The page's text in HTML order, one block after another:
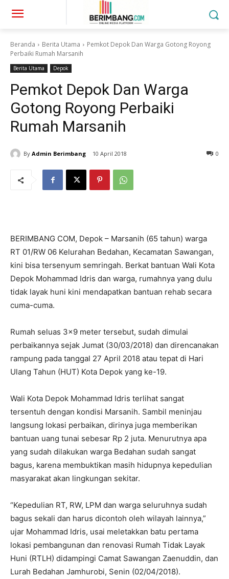
Beranda Berita Utama
Pemkot Depok Dan Warga Gotong Royong
Perbaiki Rumah Marsanih
Berita Utama Depok
Pemkot Depok Dan Warga
Gotong Royong Perbaiki
Rumah Marsanih
By Admin Berimbang 10 April 2018 0
BERIMBANG COM, Depok – Marsanih (65 tahun) warga
RT 01/RW 06 Kelurahan Bedahan, Kecamatan Sawangan,
kini bisa tersenyum semringah. Berkat bantuan Wali Kota
Depok Mohammad Idris dan warga, rumahnya yang dulu
tidak layak huni kini mendapatkan bantuan rehab secara
cuma-cuma.
Rumah seluas 3×9 meter tersebut, sudah dimulai
perbaikannya sejak Jumat (30/03/2018) dan direncanakan
rampung pada tanggal 27 April 2018 atau tepat di Hari
Ulang Tahun (HUT) Kota Depok yang ke-19.
Wali Kota Depok Mohammad Idris terlihat sangat
tersentuh dengan kondisi Marsanih. Sambil meninjau
langsung lokasi perbaikan, dirinya juga memberikan
bantuan uang tunai sebesar Rp 2 juta. Menurutnya apa
yang sudah dilakukan warga Bedahan sudah sangat
bagus, karena membuktikan masih hidupnya kepedulian
masyarakat akan lingkungan sekitar.
“Kepedulian RT, RW, LPM dan warga seluruhnya sudah
bagus sekali dan harus dicontoh oleh wilayah lainnya,”
ujar Mohammad Idris, usai meletakkan batu pertama
lokasi pembangunan dan renovasi Rumah Tidak Layak
Huni (RTLH) didampingi Camat Sawangan Zaenuddin, dan
Lurah Bedahan Jamhurobi, Senin (02/04/2018).